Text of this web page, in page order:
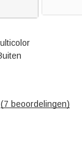
(7 beoordelingen)